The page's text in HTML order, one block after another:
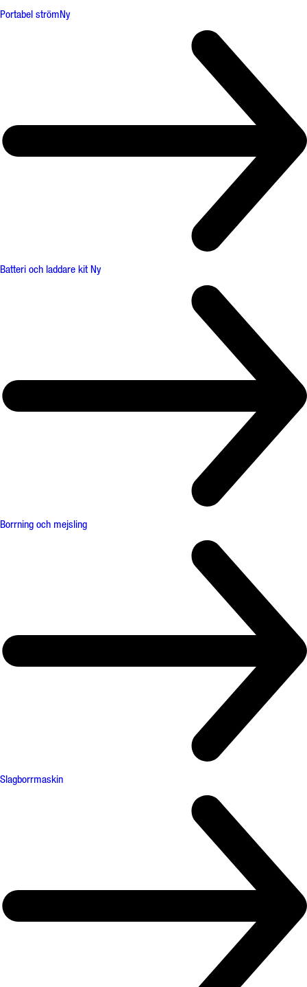
Portabel strömNy
Batteri och laddare kit Ny
Borrning och mejsling
Slagborrmaskin